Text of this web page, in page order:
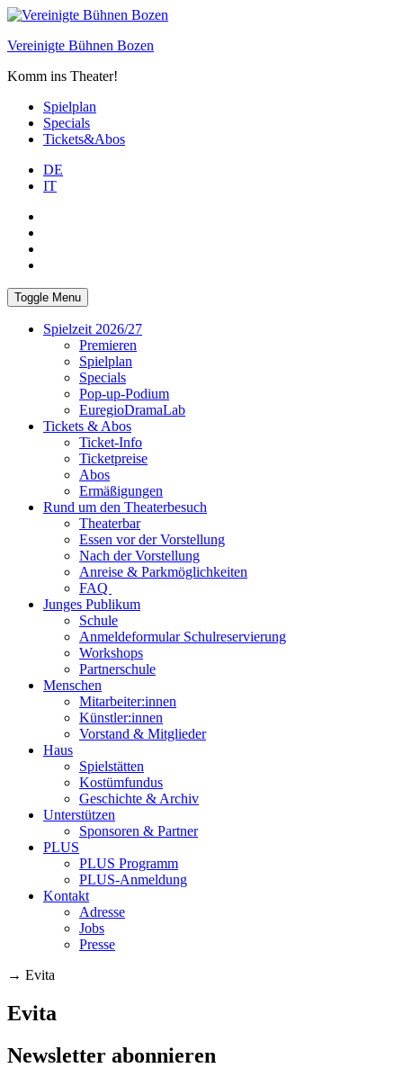
Skip
content
Vereinigte Bühnen Bozen
Komm ins Theater!
Spielplan
Specials
Tickets&Abos
DE
IT
Toggle Menu
Spielzeit 2026/27
Premieren
Spielplan
Specials
Pop-up-Podium
EuregioDramaLab
Tickets & Abos
Ticket-Info
Ticketpreise
Abos
Ermäßigungen
Rund um den Theaterbesuch
Theaterbar
Essen vor der Vorstellung
Nach der Vorstellung
Anreise & Parkmöglichkeiten
FAQ
Junges Publikum
Schule
Anmeldeformular Schulreservierung
Workshops
Partnerschule
Menschen
Mitarbeiter:innen
Künstler:innen
Vorstand & Mitglieder
Haus
Spielstätten
Kostümfundus
Geschichte & Archiv
Unterstützen
Sponsoren & Partner
PLUS
PLUS Programm
PLUS-Anmeldung
Kontakt
Adresse
Jobs
Presse
→ Evita
Evita
Newsletter abonnieren